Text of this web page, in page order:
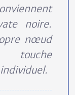
noire.
nœud
touche